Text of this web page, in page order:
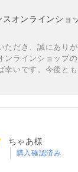
スオンラインショ
ただき、誠にあり
ンラインショップ
幸いです。今後と
ちゃあ様
購入確認済み